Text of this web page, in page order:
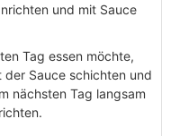
und mit Sauce
Tag essen möchte,
der Sauce schichten und
nächsten Tag langsam